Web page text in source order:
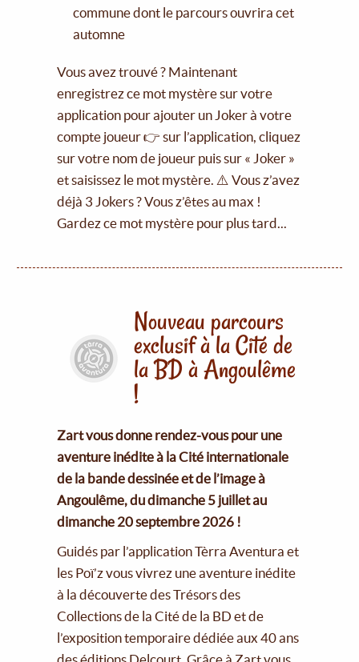
commune dont le parcours ouvrira cet
automne
Vous avez trouvé ? Maintenant
enregistrez ce mot mystère sur votre
application pour ajouter un Joker à votre
compte joueur 👉 sur l’application, cliquez
sur votre nom de joueur puis sur « Joker »
et saisissez le mot mystère. ⚠️ Vous z’avez
déjà 3 Jokers ? Vous z’êtes au max !
Gardez ce mot mystère pour plus tard...
Nouveau parcours
exclusif à la Cité de
la BD à Angoulême
!
Zart vous donne rendez-vous pour une
aventure inédite à la Cité internationale
de la bande dessinée et de l’image à
Angoulême, du dimanche 5 juillet au
dimanche 20 septembre 2026 !
Guidés par l’application Tèrra Aventura et
les Poï’z vous vivrez une aventure inédite
à la découverte des Trésors des
Collections de la Cité de la BD et de
l’exposition temporaire dédiée aux 40 ans
des éditions Delcourt. Grâce à Zart vous